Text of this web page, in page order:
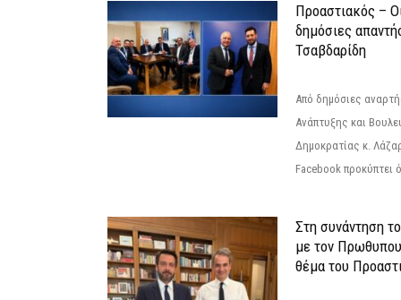
Προαστιακός –
δημόσιες
Τσαβδαρίδη
Από δημόσιες
Ανάπτυξης και
Δημοκρατίας κ.
Facebook προκύπτει
Στη συνάντηση
με τον
θέμα του